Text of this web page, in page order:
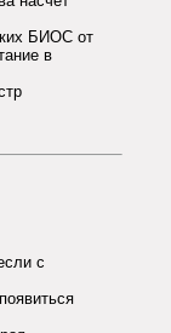
БИОС от
в
с